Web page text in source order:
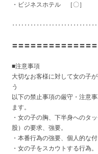
・ビジネスホテル ［〇］
〓〓〓〓〓〓〓〓〓〓〓〓〓
■注意事項
大切なお客様に対して女の子
う
以下の禁止事項の厳守・注意
ます。
・女の子の胸、下半身へのタ
股）の要求、強要。
・本番行為の強要、個人的な付
・女の子をスカウトする行為。